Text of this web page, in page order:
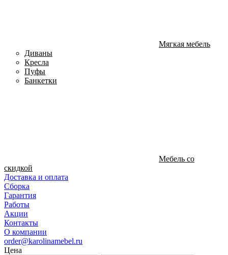
Мягкая мебель
Диваны
Кресла
Пуфы
Банкетки
Мебель со
скидкой
Доставка и оплата
Сборка
Гарантия
Работы
Акции
Контакты
О компании
order@karolinamebel.ru
Цена